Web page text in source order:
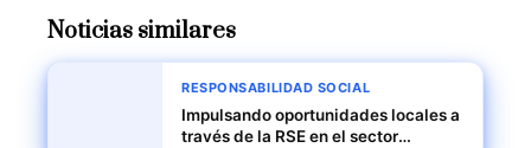
Noticias similares
RESPONSABILIDAD SOCIAL
Impulsando oportunidades locales a
través de la RSE en el sector